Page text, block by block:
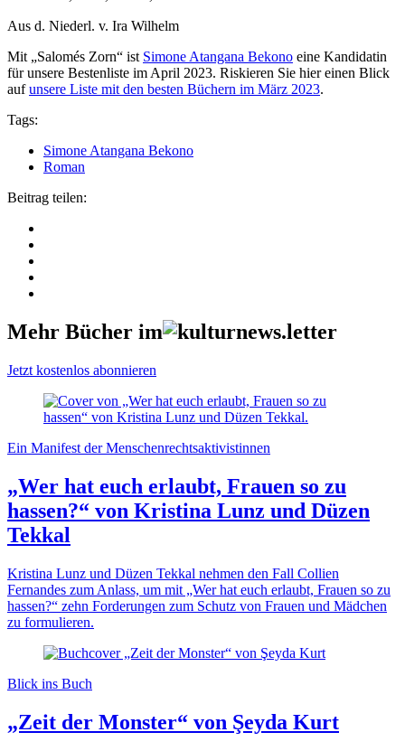
Aus d. Niederl. v. Ira Wilhelm
Mit „Salomés Zorn“ ist Simone Atangana Bekono eine Kandidatin
für unsere Bestenliste im April 2023. Riskieren Sie hier einen Blick
aufunsere Liste mit den besten Büchern im März 2023.
Tags:
Simone Atangana Bekono
Roman
Beitrag teilen:
Mehr Bücher im
Jetzt kostenlos abonnieren
Ein Manifest der Menschenrechtsaktivistinnen
„Wer hat euch erlaubt, Frauen so zu
hassen?“ von Kristina Lunz und Düzen
Tekkal
Kristina Lunz und Düzen Tekkal nehmen den Fall Collien
Fernandes zum Anlass, um mit „Wer hat euch erlaubt, Frauen so zu
hassen?“ zehn Forderungen zum Schutz von Frauen und Mädchen
zu formulieren.
Blick ins Buch
„Zeit der Monster“ von Şeyda Kurt